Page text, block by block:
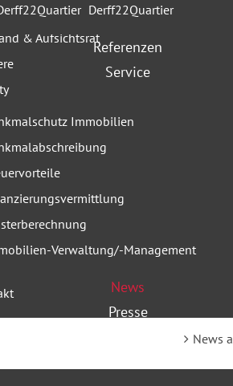
München
& Aufsichtsrat
Derff22Quartier
Referenzen
Service
Immobilien
Verwaltung/-Management
News
Presse
rund um die Immobilie -
News